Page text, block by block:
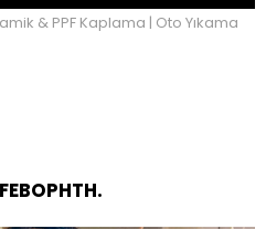
& PPF Kaplama | Oto Yıkama